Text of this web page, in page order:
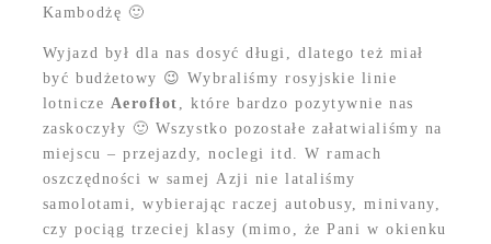
Kambodżę 🙂
Wyjazd był dla nas dosyć długi, dlatego też miał
być budżetowy 😉 Wybraliśmy rosyjskie linie
lotnicze Aerofłot
, które bardzo pozytywnie nas
zaskoczyły 🙂 Wszystko pozostałe załatwialiśmy na
miejscu – przejazdy, noclegi itd. W ramach
oszczędności w samej Azji nie lataliśmy
samolotami, wybierając raczej autobusy, minivany,
czy pociąg trzeciej klasy (mimo, że Pani w okienku